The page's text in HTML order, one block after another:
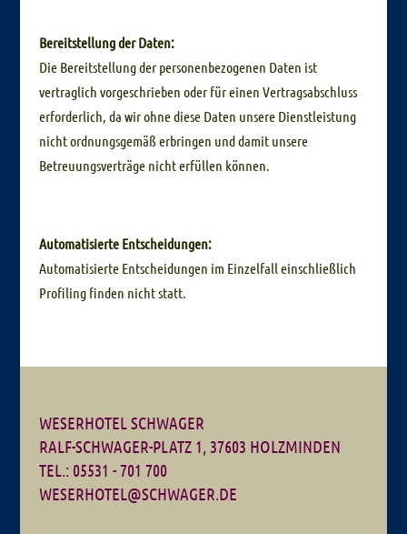
Bereitstellung der Daten:
Die Bereitstellung der personenbezogenen Daten ist
vertraglich vorgeschrieben oder für einen Vertragsabschluss
erforderlich, da wir ohne diese Daten unsere Dienstleistung
nicht ordnungsgemäß erbringen und damit unsere
Betreuungsverträge nicht erfüllen können.
Automatisierte Entscheidungen:
Automatisierte Entscheidungen im Einzelfall einschließlich
Profiling finden nicht statt.
WESERHOTEL SCHWAGER
RALF-SCHWAGER-PLATZ 1, 37603 HOLZMINDEN
TEL.: 05531 - 701 700
WESERHOTEL@SCHWAGER.DE